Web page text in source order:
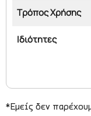
Τρόπος Χρήσης
Ιδιότητες
*Εμείς δεν